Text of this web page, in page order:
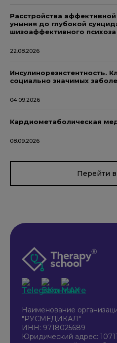
Расстройства
уныния до глубокой
шизоаффективного психоза
22.08.2026
Инсулинорезистентность.
социально значимых
04.09.2026
Кардиометаболическая
08.09.2026
Перейти
Наименование
"РУСМЕДИКАЛ"
ИНН: 9718025689
Юридический адрес: